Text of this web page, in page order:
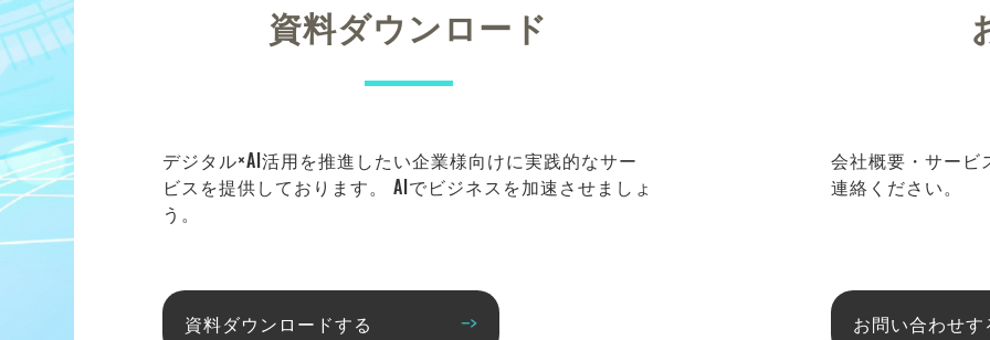
資料ダウンロード
デジタル×AI活用を推進したい企業様向けに実践的なサー
ビスを提供しております。 AIでビジネスを加速させましょ
う。
資料ダウンロードする
会社概要・サービ
連絡ください。
お問い合わせす